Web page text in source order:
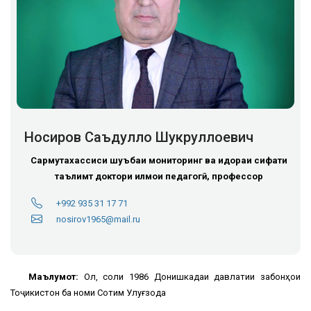
Носиров Саъдулло Шукруллоевич
Сармутахассиси шуъбаи мониторинг ва идораи сифати
таълимт доктори илмҳои педагогӣ, профессор
+992 935 31 17 71
nosirov1965@mail.ru
Маълумот: Олӣ, соли 1986 Донишкадаи давлатии забонҳои
Тоҷикистон ба номи Сотим Улуғзода